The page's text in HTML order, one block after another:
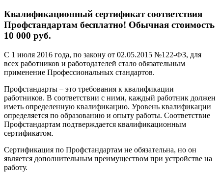
Квалификационный сертификат соответствия
Профстандартам бесплатно! Обычная стоимость
10 000 руб.
С 1 июля 2016 года, по закону от 02.05.2015 №122-ФЗ, для
всех работников и работодателей стало обязательным
применение Профессиональных стандартов.
Профстандарты – это требования к квалификации
работников. В соответствии с ними, каждый работник должен
иметь определенную квалификацию. Уровень квалификации
определяется по образованию и опыту работы. Соответствие
Профстандартам подтверждается квалификационным
сертификатом.
Сертификация по Профстандартам не обязательна, но он
является дополнительным преимуществом при устройстве на
работу.